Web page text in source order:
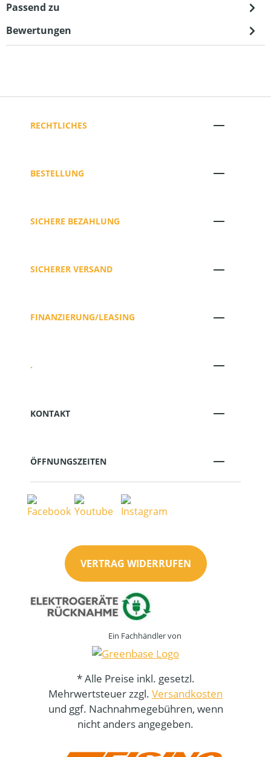
Passend zu
Bewertungen
RECHTLICHES
BESTELLUNG
SICHERE BEZAHLUNG
SICHERER VERSAND
FINANZIERUNG/LEASING
.
KONTAKT
ÖFFNUNGSZEITEN
VERTRAG WIDERRUFEN
Ein Fachhändler von
* Alle Preise inkl. gesetzl.
Mehrwertsteuer zzgl. Versandkosten
und ggf. Nachnahmegebühren, wenn
nicht anders angegeben.